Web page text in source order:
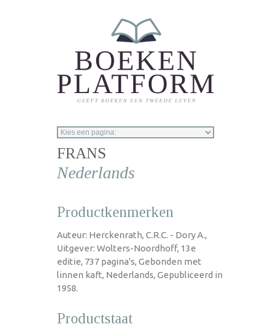
FRANS
Nederlands
Productkenmerken
Auteur: Herckenrath, C.R.C. - Dory A.,
Uitgever: Wolters-Noordhoff, 13e
editie, 737 pagina's, Gebonden met
linnen kaft, Nederlands, Gepubliceerd in
1958.
Productstaat